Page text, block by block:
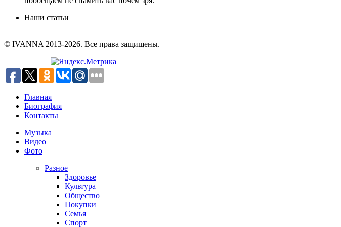
Наши статьи
© IVANNA 2013-2026. Все права защищены.
Главная
Биография
Контакты
Музыка
Видео
Фото
Разное
Здоровье
Культура
Общество
Покупки
Семья
Спорт